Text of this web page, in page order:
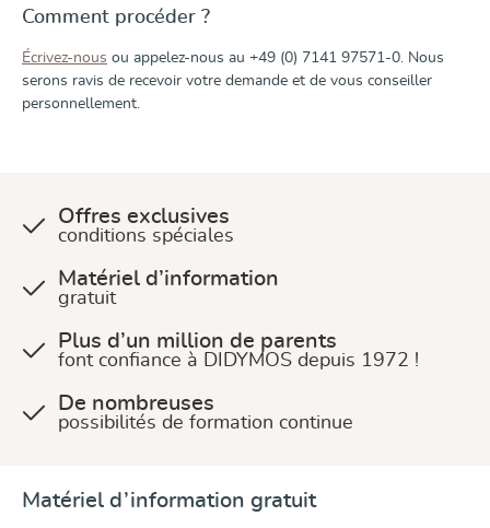
Comment procéder ?
Écrivez-nous ou appelez-nous au +49 (0) 7141 97571-0. Nous
serons ravis de recevoir votre demande et de vous conseiller
personnellement.
Offres exclusives
conditions spéciales
Matériel d’information
gratuit
Plus d’un million de parents
font confiance à DIDYMOS depuis 1972 !
De nombreuses
possibilités de formation continue
Ignorer la galerie de produits
Matériel d’information gratuit